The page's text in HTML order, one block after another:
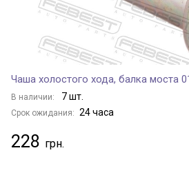
Чаша холостого хода, балка моста
В наличии: 7 шт.
Срок ожидания: 24 часа
228